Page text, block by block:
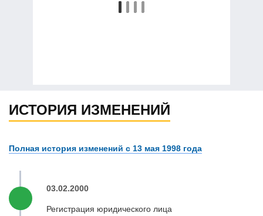
ИСТОРИЯ ИЗМЕНЕНИЙ
Полная история изменений с 13 мая 1998 года
03.02.2000
Регистрация юридического лица